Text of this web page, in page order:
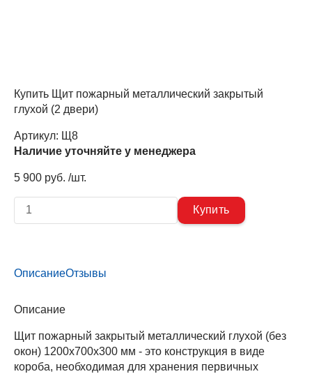
Купить Щит пожарный металлический закрытый
глухой (2 двери)
Артикул: Щ8
Наличие уточняйте у менеджера
5 900 руб. /шт.
ОписаниеОтзывы
Описание
Щит пожарный закрытый металлический глухой (без
окон) 1200x700x300 мм - это конструкция в виде
короба, необходимая для хранения первичных